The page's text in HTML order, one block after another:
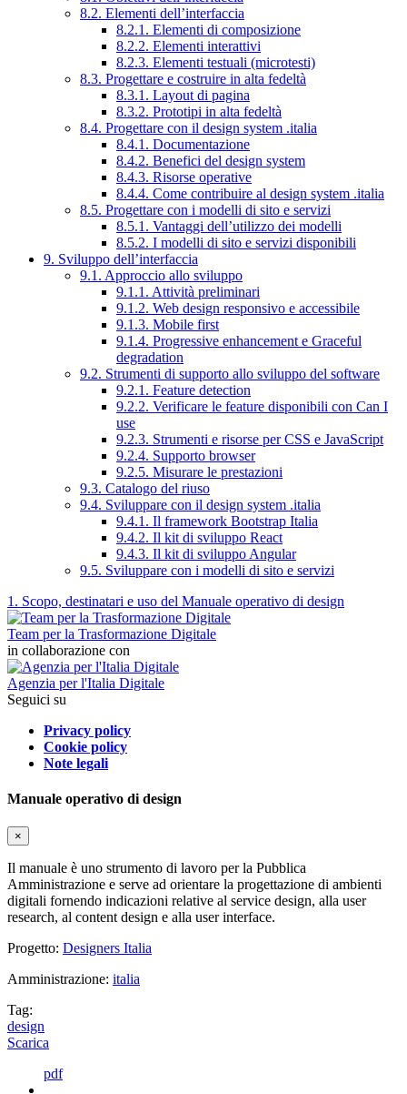
8.2. Elementi dell’interfaccia
8.2.1. Elementi di composizione
8.2.2. Elementi interattivi
8.2.3. Elementi testuali (microtesti)
8.3. Progettare e costruire in alta fedeltà
8.3.1. Layout di pagina
8.3.2. Prototipi in alta fedeltà
8.4. Progettare con il design system .italia
8.4.1. Documentazione
8.4.2. Benefici del design system
8.4.3. Risorse operative
8.4.4. Come contribuire al design system .italia
8.5. Progettare con i modelli di sito e servizi
8.5.1. Vantaggi dell’utilizzo dei modelli
8.5.2. I modelli di sito e servizi disponibili
9. Sviluppo dell’interfaccia
9.1. Approccio allo sviluppo
9.1.1. Attività preliminari
9.1.2. Web design responsivo e accessibile
9.1.3. Mobile first
9.1.4. Progressive enhancement e Graceful
degradation
9.2. Strumenti di supporto allo sviluppo del software
9.2.1. Feature detection
9.2.2. Verificare le feature disponibili con Can I
use
9.2.3. Strumenti e risorse per CSS e JavaScript
9.2.4. Supporto browser
9.2.5. Misurare le prestazioni
9.3. Catalogo del riuso
9.4. Sviluppare con il design system .italia
9.4.1. Il framework Bootstrap Italia
9.4.2. Il kit di sviluppo React
9.4.3. Il kit di sviluppo Angular
9.5. Sviluppare con i modelli di sito e servizi
1. Scopo, destinatari e uso del Manuale operativo di design
Team per la Trasformazione Digitale
in collaborazione con
Agenzia per l'Italia Digitale
Seguici su
Privacy policy
Cookie policy
Note legali
Manuale operativo di design
×
Il manuale è uno strumento di lavoro per la Pubblica
Amministrazione e serve ad orientare la progettazione di ambienti
digitali fornendo indicazioni relative al service design, alla user
research, al content design e alla user interface.
Progetto: Designers Italia
Amministrazione: italia
Tag:
design
Scarica
pdf